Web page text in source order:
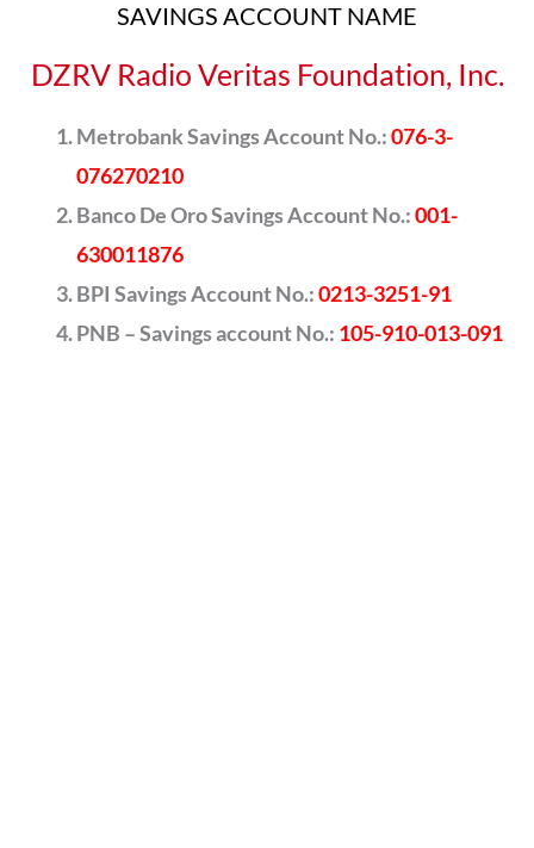
SAVINGS ACCOUNT NAME
DZRV Radio Veritas Foundation, Inc.
Metrobank Savings Account No.:076-3-
076270210
Banco De Oro Savings Account No.:001-
630011876
BPI Savings Account No.:0213-3251-91
PNB – Savings account No.: 105-910-013-091